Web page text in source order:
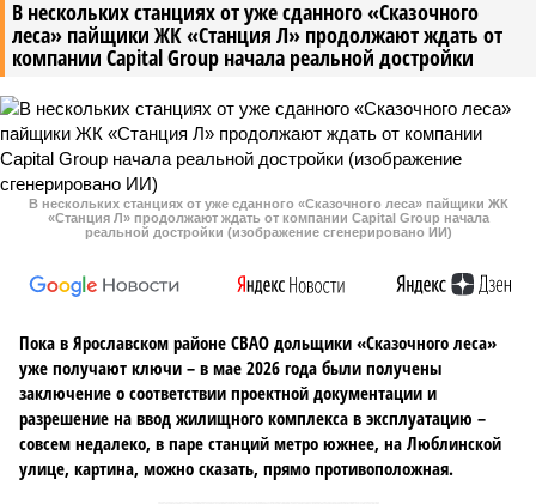
В нескольких станциях от уже сданного «Сказочного
леса» пайщики ЖК «Станция Л» продолжают ждать от
компании Capital Group начала реальной достройки
В нескольких станциях от уже сданного «Сказочного леса» пайщики ЖК
«Станция Л» продолжают ждать от компании Capital Group начала
реальной достройки (изображение сгенерировано ИИ)
Пока в Ярославском районе СВАО дольщики «Сказочного леса»
уже получают ключи – в мае 2026 года были получены
заключение о соответствии проектной документации и
разрешение на ввод жилищного комплекса в эксплуатацию –
совсем недалеко, в паре станций метро южнее, на Люблинской
улице, картина, можно сказать, прямо противоположная.